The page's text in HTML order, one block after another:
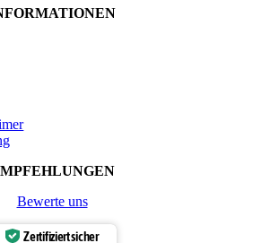
Bewerte uns
Zertifiziert sicher